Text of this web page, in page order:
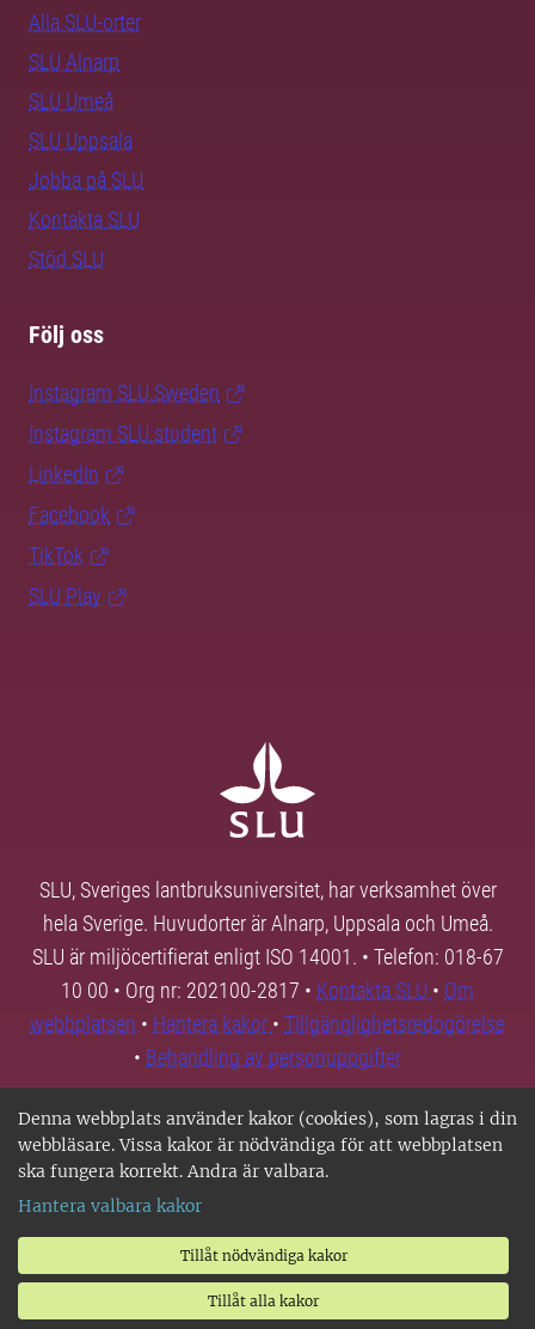
Denna webbplats använder kakor (cookies), som lagras i din
webbläsare. Vissa kakor är nödvändiga för att webbplatsen
ska fungera korrekt. Andra är valbara.
Hantera valbara kakor
Tillåt nödvändiga kakor
Tillåt alla kakor
Alla SLU-orter
SLU Alnarp
SLU Umeå
SLU Uppsala
Jobba på SLU
Kontakta SLU
Stöd SLU
Följ oss
Instagram SLU.Sweden
Instagram SLU.student
LinkedIn
Facebook
TikTok
SLU Play
SLU, Sveriges lantbruksuniversitet, har verksamhet över
hela Sverige. Huvudorter är Alnarp, Uppsala och Umeå.
SLU är miljöcertifierat enligt ISO 14001. • Telefon: 018-67
10 00 • Org nr: 202100-2817 • Kontakta SLU • Om
webbplatsen • Hantera kakor • Tillgänglighetsredogörelse
• Behandling av personuppgifter